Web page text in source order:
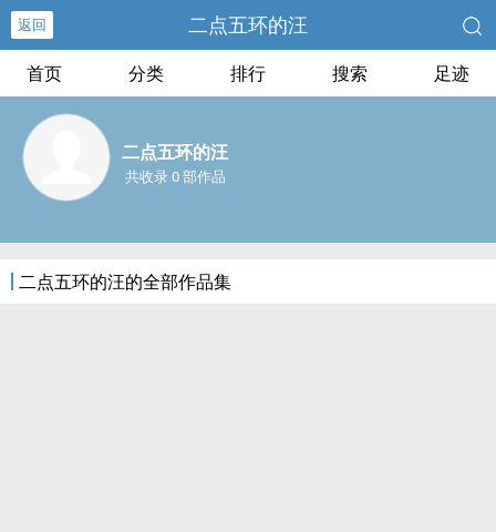
返回 二点五环的汪
首页 分类 排行 搜索 足迹
二点五环的汪
共收录 0 部作品
二点五环的汪的全部作品集